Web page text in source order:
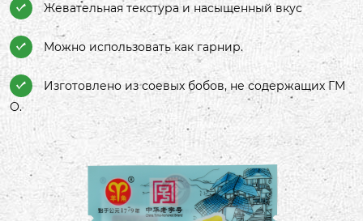
 Жевательная текстура и насыщенный вкус
 Можно использовать как гарнир.

Изготовлено из соевых бобов, не содержащих ГМ
О.